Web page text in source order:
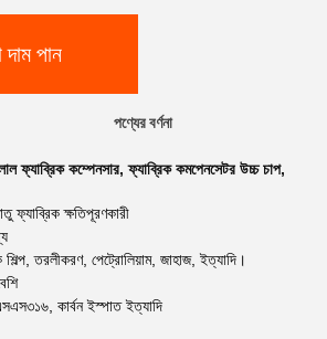
দাম পান
পণ্যের বর্ণনা
ফ্যাব্রিক কম্পেনসার,ফ্যাব্রিক কমপেনসেটর উচ্চ চাপ,
ফ্যাব্রিক ক্ষতিপূরণকারী
শিল্প, তরলীকরণ, পেট্রোলিয়াম, জাহাজ, ইত্যাদি।
কার্বন ইস্পাত ইত্যাদি